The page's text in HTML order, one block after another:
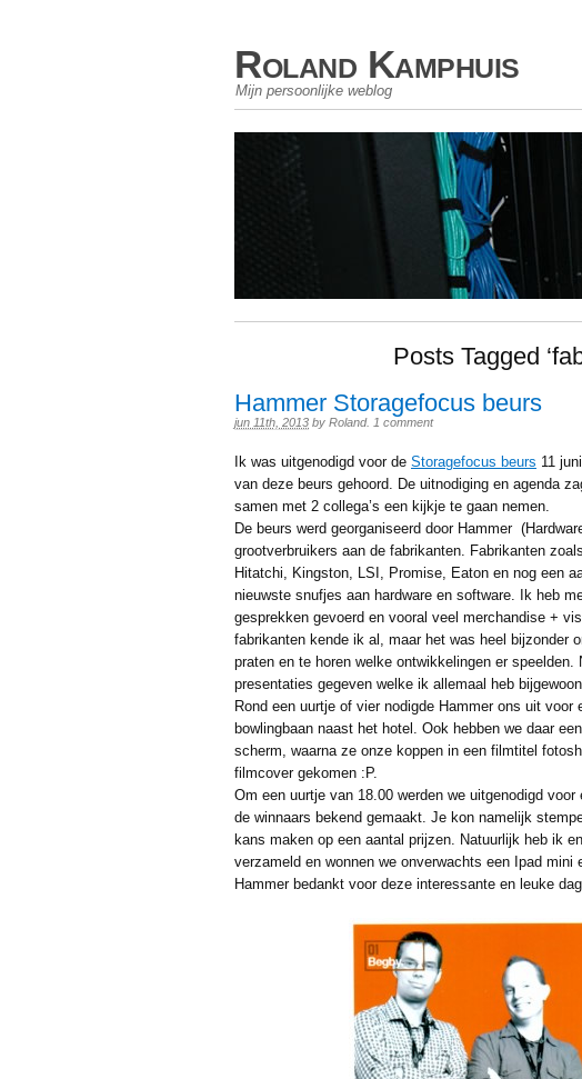
Roland Kamphuis
Mijn persoonlijke weblog
Posts Tagged
Hammer Storagefocus beurs
jun 11th, 2013 by Roland. 1 comment
Ik was uitgenodigd voor de Storagefocus beurs 11
van deze beurs gehoord. De uitnodiging en agenda
samen met 2 collega’s een kijkje te gaan nemen.
De beurs werd georganiseerd door Hammer
grootverbruikers aan de fabrikanten. Fabrikanten
Hitatchi, Kingston, LSI, Promise, Eaton en nog een
nieuwste snufjes aan hardware en software. Ik heb
gesprekken gevoerd en vooral veel merchandise +
fabrikanten kende ik al, maar het was heel bijzonder
praten en te horen welke ontwikkelingen er speelden.
presentaties gegeven welke ik allemaal heb
Rond een uurtje of vier nodigde Hammer ons uit voor
bowlingbaan naast het hotel. Ook hebben we daar
scherm, waarna ze onze koppen in een filmtitel
filmcover gekomen :P.
Om een uurtje van 18.00 werden we uitgenodigd
de winnaars bekend gemaakt. Je kon namelijk
kans maken op een aantal prijzen. Natuurlijk heb ik
verzameld en wonnen we onverwachts een Ipad mini
Hammer bedankt voor deze interessante en leuke